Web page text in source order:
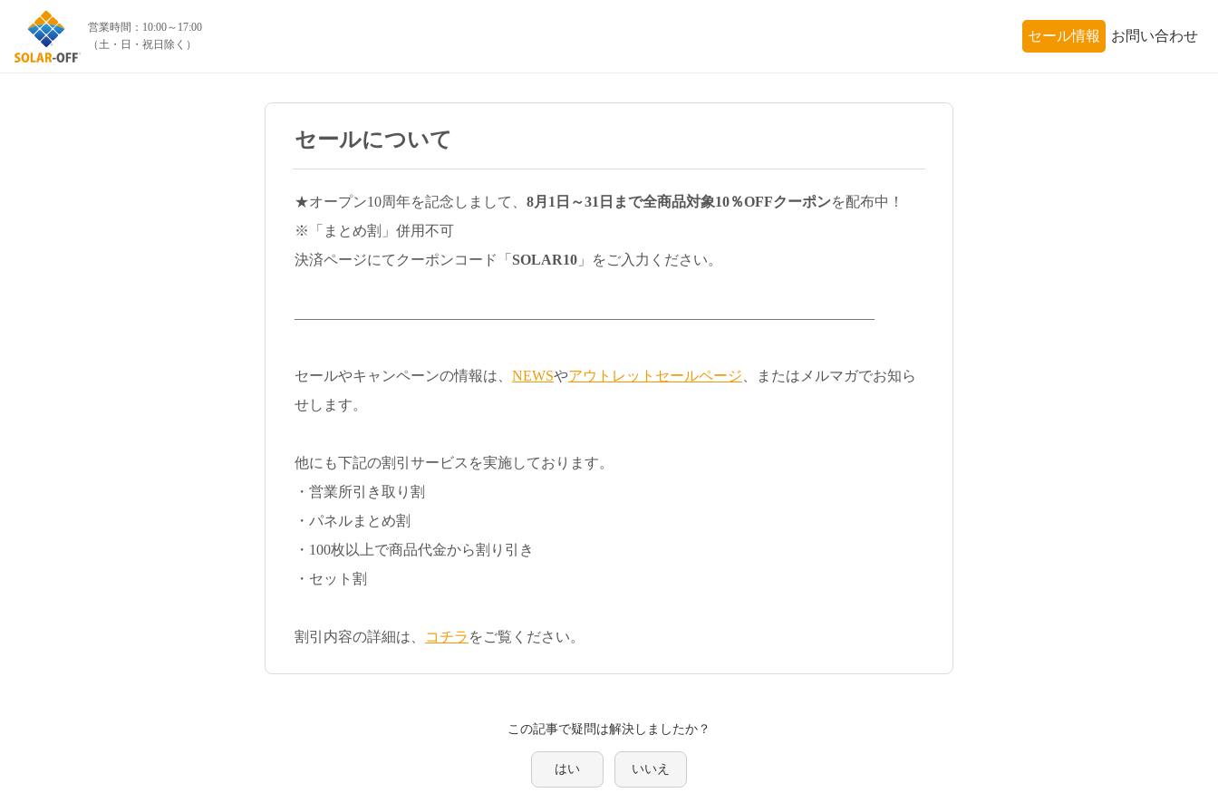
セール情報 お問い合わせ
セールについて
★オープン10周年を記念しまして、 8月1日～31日まで全商品対象10％OFFクーポンを配布中！
※「まとめ割」併用不可
決済ページにてクーポンコード「 SOLAR10 」をご入力ください。
――――――――――――――――――――――――――――――――――――――――
セールやキャンペーンの情報は、 NEWSやアウトレットセールページ 、またはメルマガでお知ら
せします。
他にも下記の割引サービスを実施しております。
・営業所引き取り割
・パネルまとめ割
・100枚以上で商品代金から割り引き
・セット割
割引内容の詳細は、 コチラ をご覧ください。
この記事で疑問は解決しましたか？
はい いいえ